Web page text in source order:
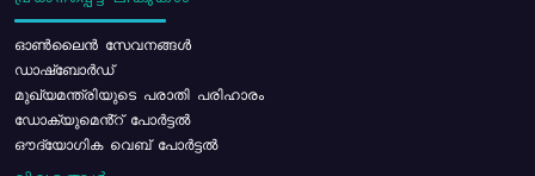
ഓൺലൈൻ സേവനങ്ങൾ
ഡാഷ്ബോർഡ്
മുഖ്യമന്ത്രിയുടെ പരാതി പരിഹാരം
ഡോക്യുമെൻ്റ് പോർട്ടൽ
ഔദ്യോഗിക വെബ് പോർട്ടൽ